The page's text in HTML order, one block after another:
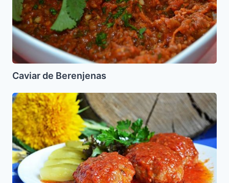
Caviar de Berenjenas
Hamburguesas
de
Puerro